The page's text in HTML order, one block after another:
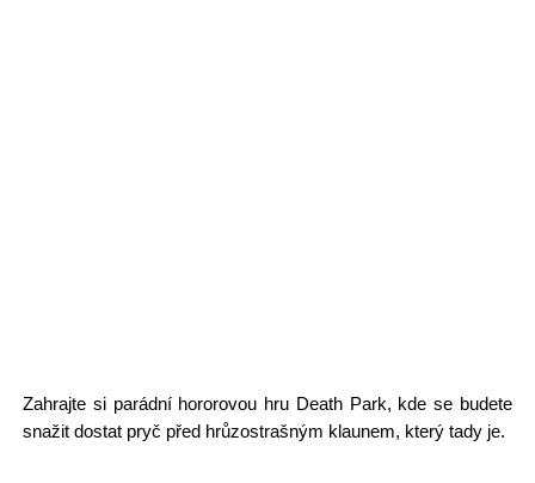
Zahrajte si parádní hororovou hru Death Park, kde se budete
snažit dostat pryč před hrůzostrašným klaunem, který tady je.